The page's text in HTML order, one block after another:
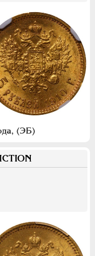
(ЭБ)